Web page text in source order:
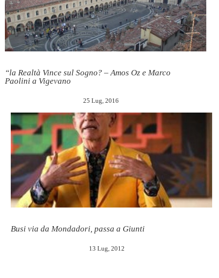
“la Realtà Vince sul Sogno? – Amos Oz e Marco
Paolini a Vigevano
25 Lug, 2016
Busi via da Mondadori, passa a Giunti
13 Lug, 2012